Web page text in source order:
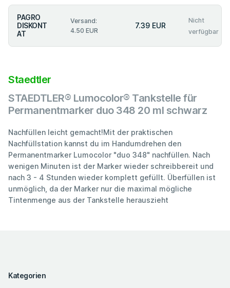
PAGRO
DISKONT
AT
Versand:
4.50 EUR
7.39 EUR
Nicht
verfügbar
Staedtler
STAEDTLER® Lumocolor® Tankstelle für
Permanentmarker duo 348 20 ml schwarz
Nachfüllen leicht gemacht!Mit der praktischen
Nachfüllstation kannst du im Handumdrehen den
Permanentmarker Lumocolor "duo 348" nachfüllen. Nach
wenigen Minuten ist der Marker wieder schreibbereit und
nach 3 - 4 Stunden wieder komplett gefüllt. Überfüllen ist
unmöglich, da der Marker nur die maximal mögliche
Tintenmenge aus der Tankstelle herauszieht
Kategorien